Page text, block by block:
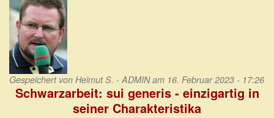
Gespeichert von Helmut S. - ADMINam 16. Februar 2023 - 17:26
Schwarzarbeit: sui generis - einzigartig in
seiner Charakteristika